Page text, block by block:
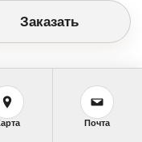
Заказать
Почта